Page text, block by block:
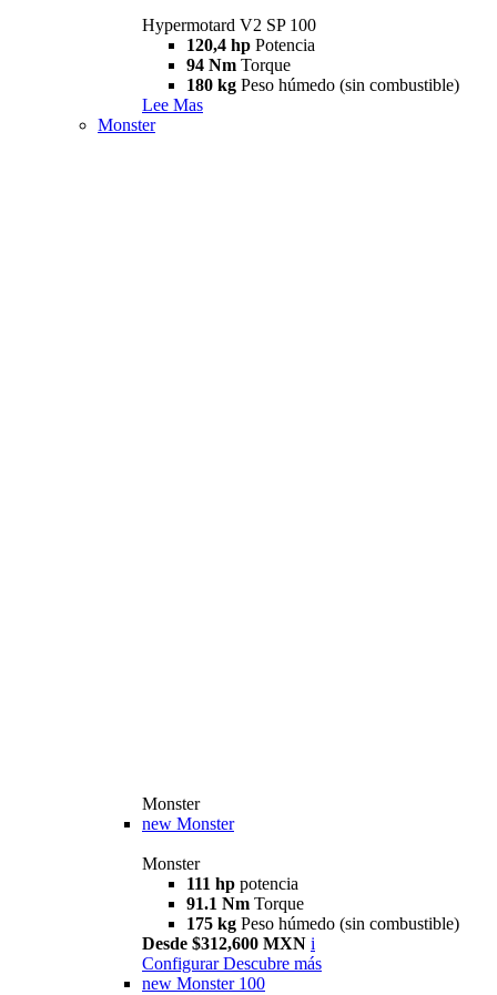
Hypermotard V2 SP 100
120,4 hp Potencia
94 Nm Torque
180 kg Peso húmedo (sin combustible)
Lee Mas
Monster
Monster
new Monster
Monster
111 hp potencia
91.1 Nm Torque
175 kg Peso húmedo (sin combustible)
Desde $312,600 MXN i
Configurar Descubre más
new Monster 100